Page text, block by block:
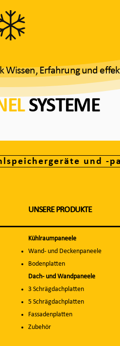
Erfahrung und
SYSTEME
und -
UNSERE PRODUKTE
Kühlraumpaneele
Wand- und Deckenpaneele
Bodenplatten
Dach- und Wandpaneele
3 Schrägdachplatten
5 Schrägdachplatten
Fassadenplatten
Zubehör